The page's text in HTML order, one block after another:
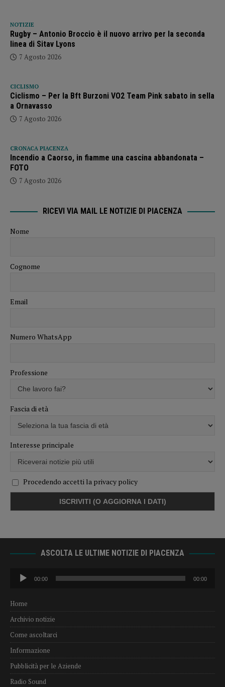
NOTIZIE
Rugby – Antonio Broccio è il nuovo arrivo per la seconda
linea di Sitav Lyons
7 Agosto 2026
CICLISMO
Ciclismo – Per la Bft Burzoni VO2 Team Pink sabato in sella
a Ornavasso
7 Agosto 2026
CRONACA PIACENZA
Incendio a Caorso, in fiamme una cascina abbandonata –
FOTO
7 Agosto 2026
RICEVI VIA MAIL LE NOTIZIE DI PIACENZA
Nome
Cognome
Email
Numero WhatsApp
Professione
Fascia di età
Interesse principale
Procedendo accetti la privacy policy
ASCOLTA LE ULTIME NOTIZIE DI PIACENZA
Audio
Player
00:00 00:00
Home
Archivio notizie
Come ascoltarci
Informazione
Pubblicità per le Aziende
Radio Sound